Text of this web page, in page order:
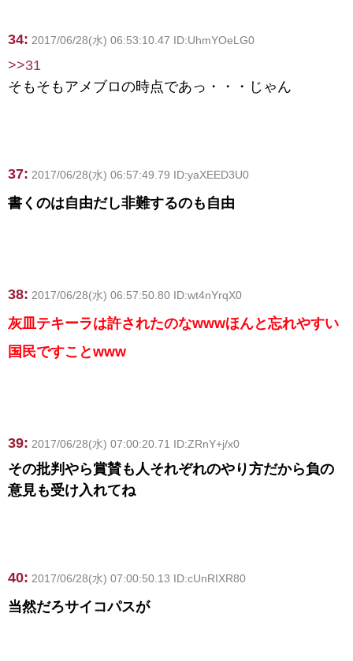
34: 2017/06/28(水) 06:53:10.47 ID:UhmYOeLG0
>>31
そもそもアメブロの時点であっ・・・じゃん
37: 2017/06/28(水) 06:57:49.79 ID:yaXEED3U0
書くのは自由だし非難するのも自由
38: 2017/06/28(水) 06:57:50.80 ID:wt4nYrqX0
灰皿テキーラは許されたのなwwwほんと忘れやすい
国民ですことwww
39: 2017/06/28(水) 07:00:20.71 ID:ZRnY+j/x0
その批判やら賞賛も人それぞれのやり方だから負の
意見も受け入れてね
40: 2017/06/28(水) 07:00:50.13 ID:cUnRIXR80
当然だろサイコパスが